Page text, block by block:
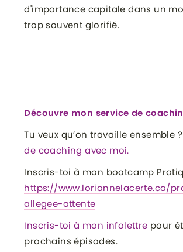
d'importance capitale dans un
trop souvent glorifié.
Découvre mon service de
Tu veux qu’on travaille ensemble ?
de coaching avec moi.
Inscris-toi à mon bootcamp
https://www.loriannelacerte.ca/
allegee-attente
Inscris-toi à mon infolettre pour
prochains épisodes.